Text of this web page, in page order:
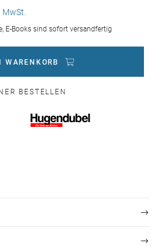
MwSt.
E-Books sind sofort versandfertig
WARENKORB
BESTELLEN